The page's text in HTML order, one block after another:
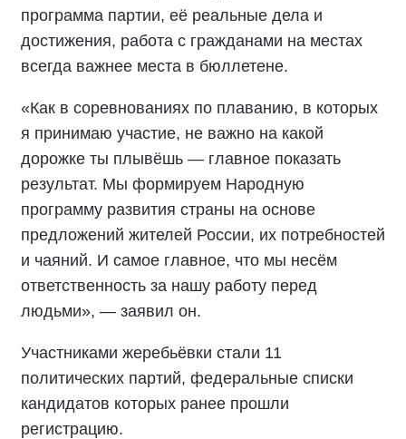
программа партии, её реальные дела и
достижения, работа с гражданами на местах
всегда важнее места в бюллетене.
«Как в соревнованиях по плаванию, в которых
я принимаю участие, не важно на какой
дорожке ты плывёшь — главное показать
результат. Мы формируем Народную
программу развития страны на основе
предложений жителей России, их потребностей
и чаяний. И самое главное, что мы несём
ответственность за нашу работу перед
людьми», — заявил он.
Участниками жеребьёвки стали 11
политических партий, федеральные списки
кандидатов которых ранее прошли
регистрацию.